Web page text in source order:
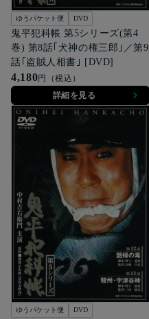
ゆうパケット便 DVD
鬼平犯科帳 第5シリーズ(第4
巻) 第8話｢犬神の権三郎｣／第9
話｢盗賊人相書｣ [DVD]
4,180円（税込）
詳細を見る
ゆうパケット便 DVD